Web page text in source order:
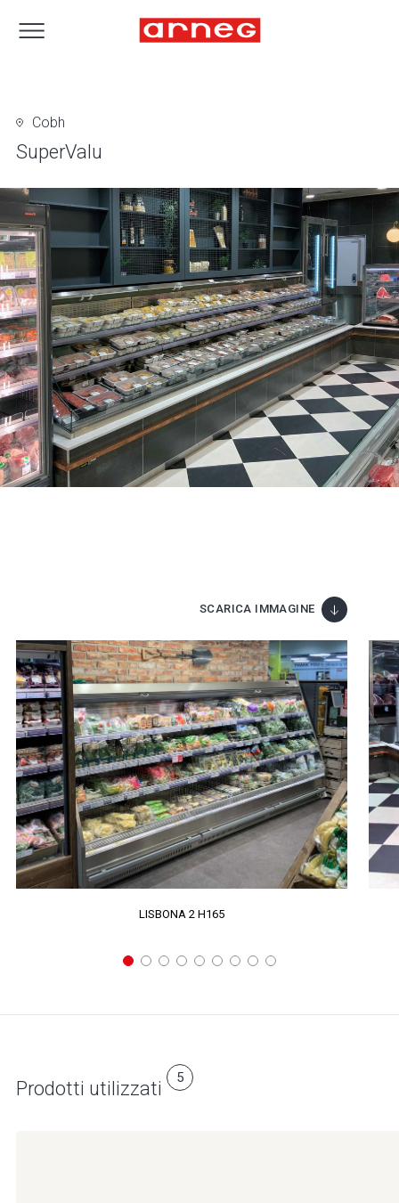
Cobh
SuperValu
SCARICA IMMAGINE
LISBONA 2 H165
Prodotti utilizzati 5